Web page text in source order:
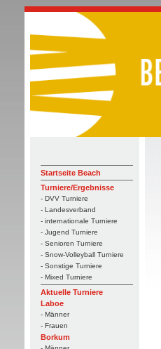
Startseite Beach
Turniere/Ergebnisse
- DVV Turniere
- Landesverband
- internationale Turniere
- Jugend Turniere
- Senioren Turniere
- Snow-Volleyball Turniere
- Sonstige Turniere
- Mixed Turniere
Aktuelle Turniere
Laboe
- Männer
- Frauen
Borkum